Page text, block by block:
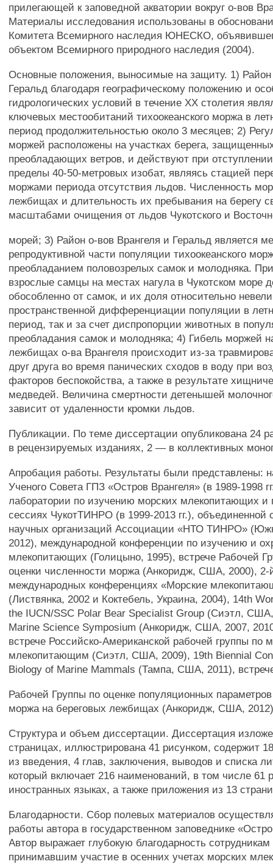
прилегающей к заповедной акватории вокруг о-вов
Материалы исследования использованы в
Комитета Всемирного наследия ЮНЕСКО,
объектом Всемирного природного наследия (2004).
Основные положения, выносимые на защиту. 1) Район
Геральд благодаря географическому положению и
гидрологических условий в течение XX столетия
ключевых местообитаний тихоокеанского моржа в
период продолжительностью около 3 месяцев; 2)
моржей расположены на участках берега,
преобладающих ветров, и действуют при
пределы 40-50-метровых изобат, являясь стацией
моржами периода отсутствия льдов. Численность
лежбищах и длительность их пребывания на берегу
масштабами очищения от льдов Чукотского и
морей; 3) Район о-вов Врангеля и Геральд является
репродуктивной части популяции тихоокеанского
преобладанием половозрелых самок и молодняка.
взрослые самцы на местах нагула в Чукотском море
обособленно от самок, и их доля относительно
пространственной дифференциации популяции в
период, так и за счет диспропорции животных в
преобладания самок и молодняка; 4) Гибель моржей
лежбищах о-ва Врангеля происходит из-за
друг друга во время панических сходов в воду при
факторов беспокойства, а также в результате
медведей. Величина смертности детенышей
зависит от удаленности кромки льдов.
Публикации. По теме диссертации опубликована 24
в рецензируемых изданиях, 2 — в коллективных
Апробация работы. Результаты были представлены:
Ученого Совета ГПЗ «Остров Врангеля» (в 1989-1998
лаборатории по изучению морских млекопитающих и
сессиях ЧукотТИНРО (в 1999-2013 гг.), объединенной
научных организаций Ассоциации «НТО ТИНРО»
2012), международной конференции по изучению и
млекопитающих (Голицыно, 1995), встрече Рабочей
оценки численности моржа (Анкоридж, США, 2000), 2-
международных конференциях «Морские
(Листвянка, 2002 и Коктебель, Украина, 2004), 14th
the IUCN/SSC Polar Bear Specialist Group (Сиэтл,
Marine Science Symposium (Анкоридж, США, 2007,
встрече Российско-Американской рабочей группы по
млекопитающим (Сиэтл, США, 2009), 19th Biennial
Biology of Marine Mammals (Тампа, США, 2011),
Рабочей Группы по оценке популяционных параметров
моржа на береговых лежбищах (Анкоридж, США,
Структура и объем диссертации. Диссертация
страницах, иллюстрирована 41 рисунком, содержит
из введения, 4 глав, заключения, выводов и списка
который включает 216 наименований, в том числе 61
иностранных языках, а также приложения из 13
Благодарности. Сбор полевых материалов
работы автора в государственном заповеднике
Автор выражает глубокую благодарность
принимавшим участие в осенних учетах морских